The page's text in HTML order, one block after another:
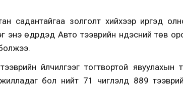
садантайгаа золголт хийхээр иргэд
өдрүүдэд Авто тээврийн үндэсний төв
үйлчилгээг тогтвортой
бол нийт 71 чиглэлд 889